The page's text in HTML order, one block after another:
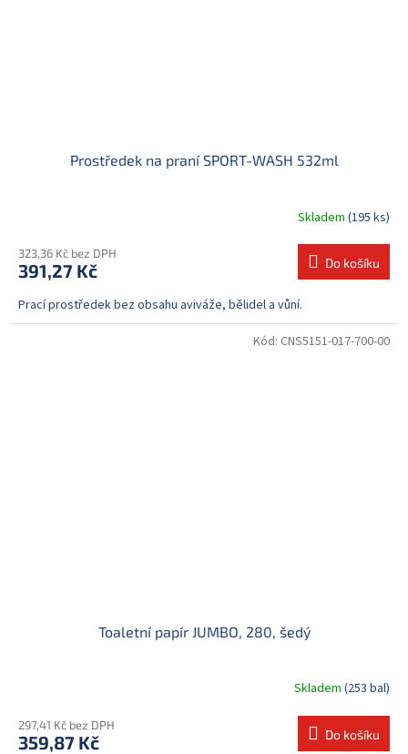
Prostředek na praní SPORT-WASH 532ml
Skladem (195 ks)
323,36 Kč bez DPH
391,27 Kč Do košíku
Prací prostředek bez obsahu aviváže, bělidel a vůní.
Toaletní papír JUMBO, 280, šedý
Skladem (253 bal)
297,41 Kč bez DPH
359,87 Kč Do košíku
Kód: CNS5151-017-700-00